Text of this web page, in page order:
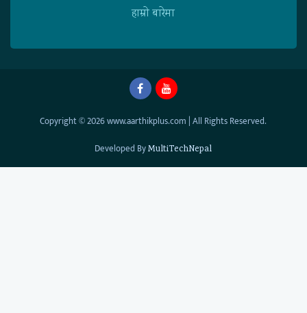
हाम्राे बारेमा
Copyright © 2026 www.aarthikplus.com | All Rights Reserved.
Developed ByMultiTechNepal